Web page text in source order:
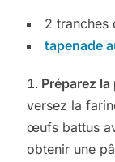
2 tranches
tapenade
Préparez
versez la
œufs battus
obtenir une